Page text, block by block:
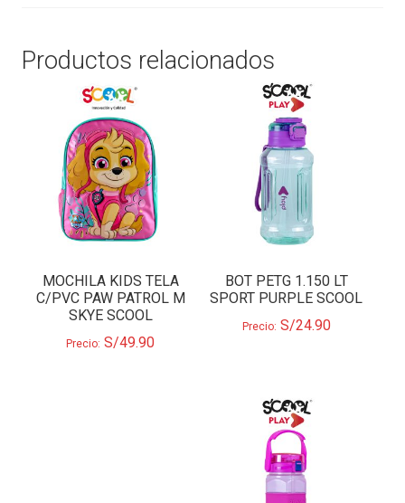
Productos relacionados
MOCHILA KIDS TELA
C/PVC PAW PATROL M
SKYE SCOOL
Precio: S/49.90
BOT PETG 1.150 LT
SPORT PURPLE SCOOL
Precio: S/24.90